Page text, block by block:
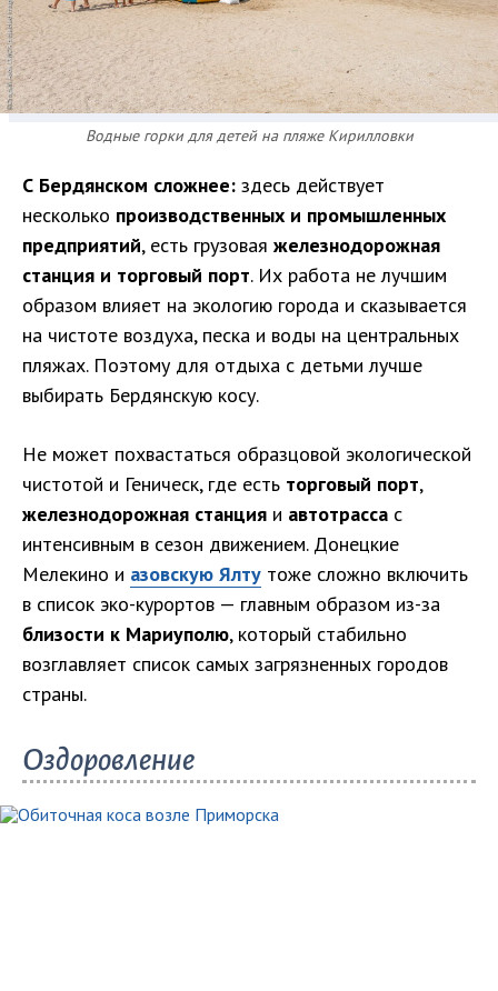
Водные горки для детей на пляже Кирилловки
С Бердянском сложнее: здесь действует
несколько производственных и промышленных
предприятий, есть грузовая железнодорожная
станция и торговый порт. Их работа не лучшим
образом влияет на экологию города и сказывается
на чистоте воздуха, песка и воды на центральных
пляжах. Поэтому для отдыха с детьми лучше
выбирать Бердянскую косу.
Не может похвастаться образцовой экологической
чистотой и Геническ, где есть торговый порт,
железнодорожная станция и автотрасса с
интенсивным в сезон движением. Донецкие
Мелекино и азовскую Ялту тоже сложно включить
в список эко-курортов — главным образом из-за
близости к Мариуполю, который стабильно
возглавляет список самых загрязненных городов
страны.
Оздоровление